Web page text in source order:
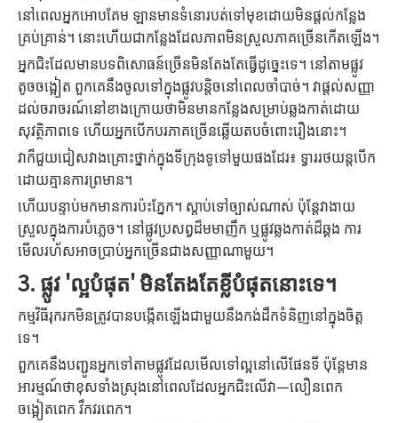
នៅពេលអ្នកអោបគែម ឡានមានទំនោរបត់ទៅមុខដោយមិនផ្តល់កន្លែង
គ្រប់គ្រាន់។ នោះហើយជាកន្លែងដែលភាពមិនស្រួលភាគច្រើនកើតឡើង។
អ្នកជិះដែលមានបទពិសោធន៍ច្រើនមិនតែងតែធ្វើដូច្នេះទេ។ នៅ​តាម​ផ្លូវ​
តូច​ចង្អៀត ពួក​គេ​នឹង​ចូល​ទៅ​ក្នុង​ផ្លូវ​បន្តិច​នៅ​ពេល​ចាំបាច់។ វាផ្តល់សញ្ញា
ដល់ចរាចរណ៍នៅខាងក្រោយថាមិនមានកន្លែងសម្រាប់ឆ្លងកាត់ដោយ
សុវត្ថិភាពទេ ហើយអ្នកបើកបរភាគច្រើនឆ្លើយតបចំពោះរឿងនោះ។
វាក៏ជួយជៀសវាងគ្រោះថ្នាក់ក្នុងទីក្រុងទូទៅមួយផងដែរ៖ ទ្វាររថយន្តបើក
ដោយគ្មានការព្រមាន។
ហើយបន្ទាប់មកមានការប៉ះភ្នែក។ ស្តាប់ទៅច្បាស់ណាស់ ប៉ុន្តែវាងាយ
ស្រួលក្នុងការបំភ្លេច។ នៅផ្លូវប្រសព្វដ៏មមាញឹក ឬផ្លូវឆ្លងកាត់ដ៏ឆ្គង ការ
មើលរហ័សអាចប្រាប់អ្នកច្រើនជាងសញ្ញាណាមួយ។
3. ផ្លូវ 'ល្អបំផុត' មិនតែងតែខ្លីបំផុតនោះទេ។
កម្មវិធីរុករកមិនត្រូវបានបង្កើតឡើងជាមួយនឹងកង់ដឹកទំនិញនៅក្នុងចិត្ត
ទេ។
ពួកគេនឹងបញ្ជូនអ្នកទៅតាមផ្លូវដែលមើលទៅល្អនៅលើផែនទី ប៉ុន្តែមាន
អារម្មណ៍ថាខុសទាំងស្រុងនៅពេលដែលអ្នកជិះលើវា—លឿនពេក
ចង្អៀតពេក វឹកវរពេក។